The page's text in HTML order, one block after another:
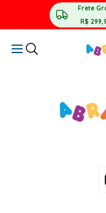
Frete
R$